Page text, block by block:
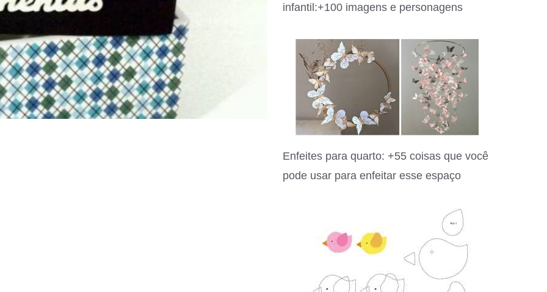
infantil:+100 imagens e personagens
Enfeites para quarto: +55 coisas que você
pode usar para enfeitar esse espaço